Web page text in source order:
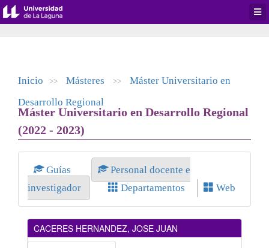
Inicio >> Másteres >>
Máster Universitario en
Desarrollo Regional
Máster Universitario en Desarrollo Regional
(2022 - 2023)
Guías
Personal docente e
investigador
Departamentos Web
CACERES HERNANDEZ, JOSE JUAN